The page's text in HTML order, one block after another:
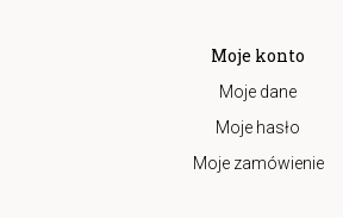
Moje konto
Moje dane
Moje hasło
Moje zamówienie